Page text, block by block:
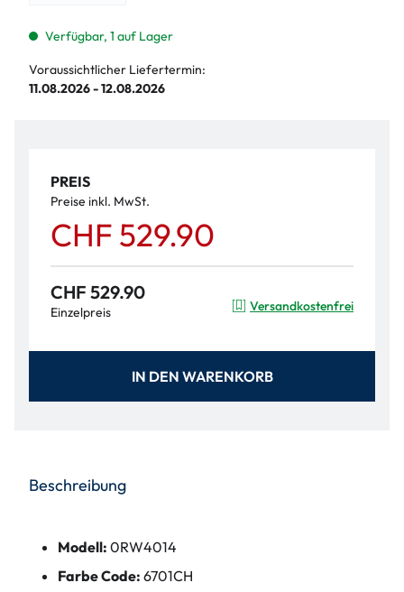
Verfügbar, 1 auf Lager
Voraussichtlicher Liefertermin:
11.08.2026 - 12.08.2026
PREIS
Preise inkl. MwSt.
CHF 529.90
CHF 529.90
Einzelpreis Versandkostenfrei
IN DEN WARENKORB
Beschreibung
Modell: 0RW4014
Farbe Code: 6701CH